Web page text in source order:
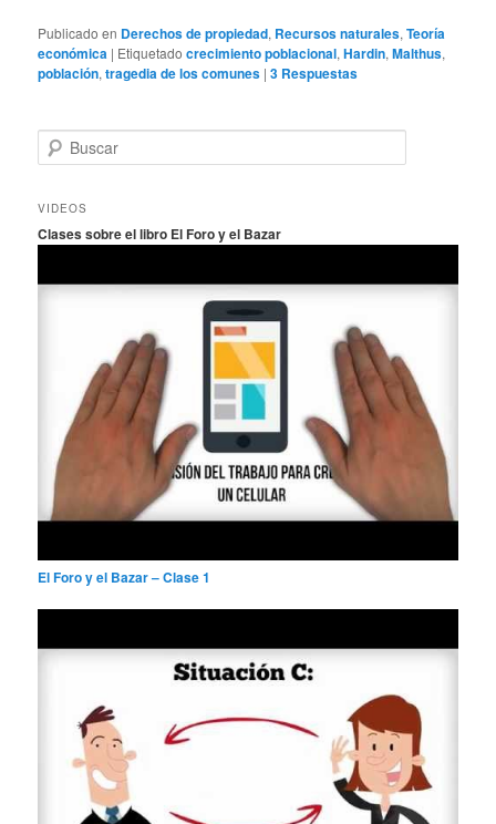
Publicado en Derechos de propiedad, Recursos naturales,Teoría
económica | Etiquetado crecimiento poblacional,Hardin,Malthus,
población,tragedia de los comunes |3 Respuestas
u
c
r
VIDEOS
Clases sobre el libro El Foro y el Bazar
El Foro y el Bazar – Clase 1